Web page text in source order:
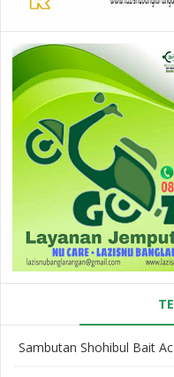
Sambutan Shohibul Bait